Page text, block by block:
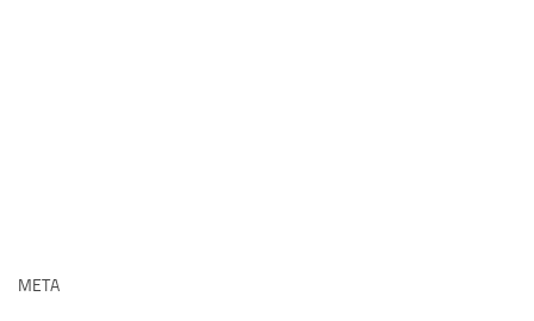
META